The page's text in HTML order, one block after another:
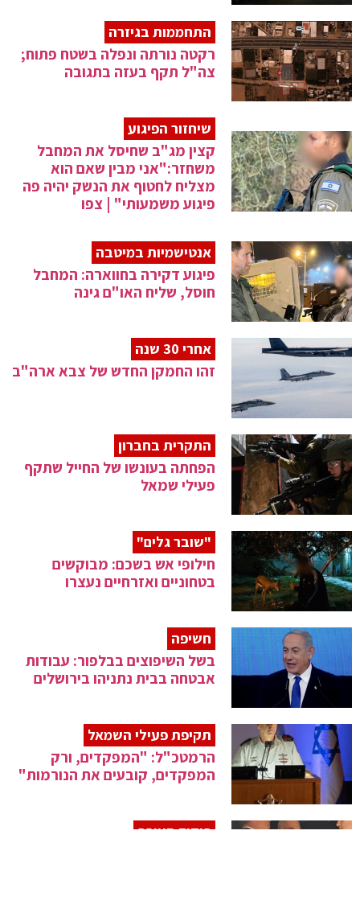
התחממות בגיזרה
רקטה נורתה ונפלה בשטח פתוח;
צה"ל תקף בעזה בתגובה
שיחזור הפיגוע
קצין מג"ב שחיסל את המחבל
משחזר:"אני מבין שאם הוא
מצליח לחטוף את הנשק יהיה פה
פיגוע משמעותי" | צפו
אנטישמיות במיטבה
פיגוע דקירה בחווארה: המחבל
חוסל, שליח האו"ם גינה
אחרי 30 שנה
זהו החמקן החדש של צבא ארה"ב
התקרית בחברון
הפחתה בעונשו של החייל שתקף
פעילי שמאל
"שובר גלים"
חילופי אש בשכם: מבוקשים
בטחוניים ואזרחיים נעצרו
חשיפה
בשל השיפוצים בבלפור: עבודות
אבטחה בבית נתניהו בירושלים
תקיפת פעילי השמאל
הרמטכ"ל: "המפקדים, ורק
המפקדים, קובעים את הנורמות"
פיקוד העורף